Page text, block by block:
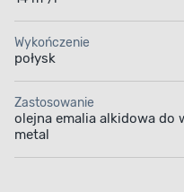
Wysokie
Daj drugie życie
Farba 0,9 l Połysk
Do Drewna I Metalu
wygląd materiałów
i żeliwnych nadając
Wykończenie
połysk
Zastosowanie
olejna emalia alkidowa do
metal